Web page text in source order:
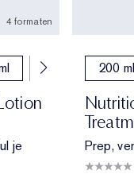
4 formaten
400 ml
je
200
Prep,